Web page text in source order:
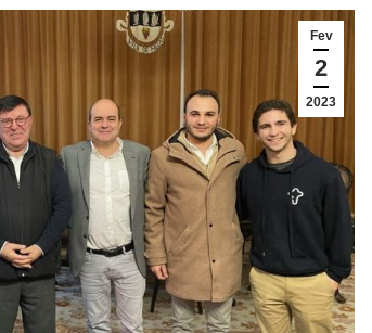
Fev
2
2023